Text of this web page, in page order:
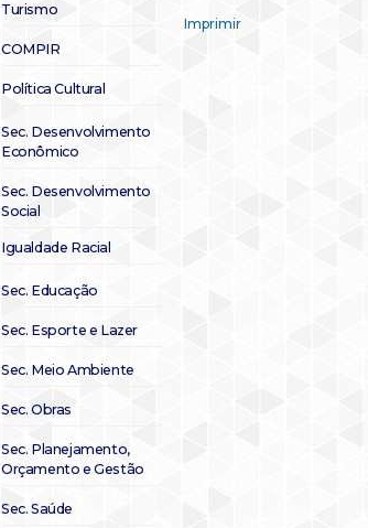
Turismo
COMPIR
Política Cultural
Sec. Desenvolvimento
Econômico
Sec. Desenvolvimento
Social
Igualdade Racial
Sec. Educação
Sec. Esporte e Lazer
Sec. Meio Ambiente
Sec. Obras
Sec. Planejamento,
Orçamento e Gestão
Sec. Saúde
Imprimir